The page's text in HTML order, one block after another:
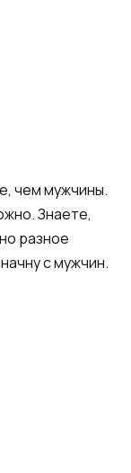
чем мужчины.
Знаете,
разное
с мужчин.